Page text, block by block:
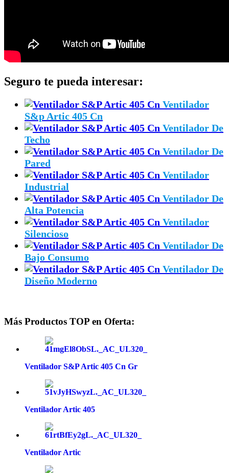
Seguro te pueda interesar:
Ventilador
S&p Artic 405 Cn
Ventilador De
Techo
Ventilador De
Pared
Ventilador
Industrial
Ventilador De
Alta Potencia
Ventilador
Silencioso
Ventilador De
Bajo Consumo
Ventilador De
Diseño Moderno
Más Productos TOP en Oferta:
Ventilador S&P Artic 405 Cn Gr
Ventilador Artic 405
Ventilador Artic